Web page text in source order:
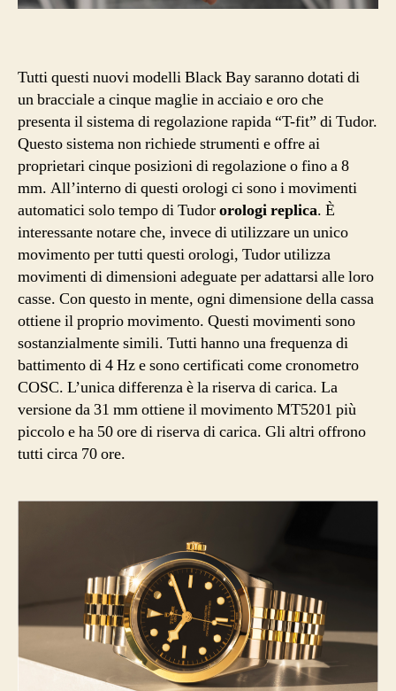
Tutti questi nuovi modelli Black Bay saranno dotati di
un bracciale a cinque maglie in acciaio e oro che
presenta il sistema di regolazione rapida “T-fit” di Tudor.
Questo sistema non richiede strumenti e offre ai
proprietari cinque posizioni di regolazione o fino a 8
mm. All’interno di questi orologi ci sono i movimenti
automatici solo tempo di Tudororologi replica. È
interessante notare che, invece di utilizzare un unico
movimento per tutti questi orologi, Tudor utilizza
movimenti di dimensioni adeguate per adattarsi alle loro
casse. Con questo in mente, ogni dimensione della cassa
ottiene il proprio movimento. Questi movimenti sono
sostanzialmente simili. Tutti hanno una frequenza di
battimento di 4 Hz e sono certificati come cronometro
COSC. L’unica differenza è la riserva di carica. La
versione da 31 mm ottiene il movimento MT5201 più
piccolo e ha 50 ore di riserva di carica. Gli altri offrono
tutti circa 70 ore.